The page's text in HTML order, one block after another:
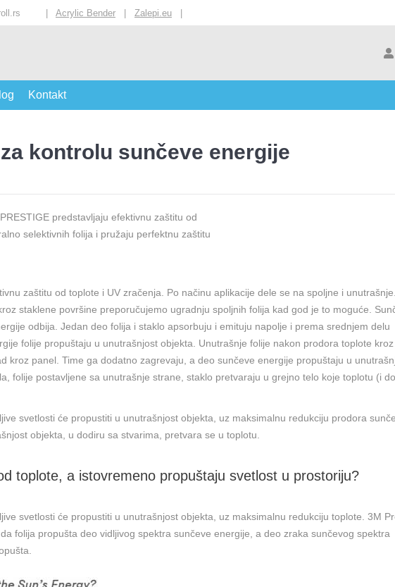
| Acrylic Bender | Zalepi.eu |
Kontakt
kontrolu sunčeve energije
predstavljaju efektivnu zaštitu od
selektivnih folija i pružaju perfektnu zaštitu
zaštitu od toplote i UV zračenja. Po načinu aplikacije dele se na spoljne i
staklene površine preporučujemo ugradnju spoljnih folija kad god je to moguće.
odbija. Jedan deo folija i staklo apsorbuju i emituju napolje i prema srednjem delu
folije propuštaju u unutrašnjost objekta. Unutrašnje folije nakon prodora toplote kroz
kroz panel. Time ga dodatno zagrevaju, a deo sunčeve energije propuštaju u
folije postavljene sa unutrašnje strane, staklo pretvaraju u grejno telo koje toplotu (i
svetlosti će propustiti u unutrašnjost objekta, uz maksimalnu redukciju prodora
objekta, u dodiru sa stvarima, pretvara se u toplotu.
toplote, a istovremeno propuštaju svetlost u prostoriju?
svetlosti će propustiti u unutrašnjost objekta, uz maksimalnu redukciju toplote. 3M
folija propušta deo vidljivog spektra sunčeve energije, a deo zraka sunčevog spektra